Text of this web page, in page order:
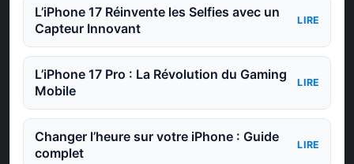
L’iPhone 17 Réinvente les Selfies avec un
Capteur Innovant
LIRE
L’iPhone 17 Pro : La Révolution du Gaming
Mobile
LIRE
Changer l’heure sur votre iPhone : Guide
complet
LIRE